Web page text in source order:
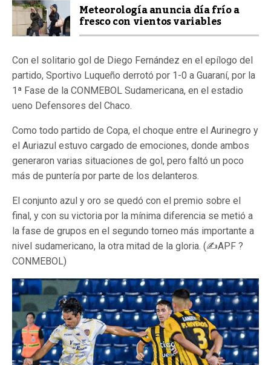
Meteorología anuncia día frío a
fresco con vientos variables
Con el solitario gol de Diego Fernández en el epílogo del
partido, Sportivo Luqueño derrotó por 1-0 a Guaraní, por la
1ª Fase de la CONMEBOL Sudamericana, en el estadio
ueno Defensores del Chaco.
Como todo partido de Copa, el choque entre el Aurinegro y
el Auriazul estuvo cargado de emociones, donde ambos
generaron varias situaciones de gol, pero faltó un poco
más de puntería por parte de los delanteros.
El conjunto azul y oro se quedó con el premio sobre el
final, y con su victoria por la mínima diferencia se metió a
la fase de grupos en el segundo torneo más importante a
nivel sudamericano, la otra mitad de la gloria. (✍APF ?
CONMEBOL)